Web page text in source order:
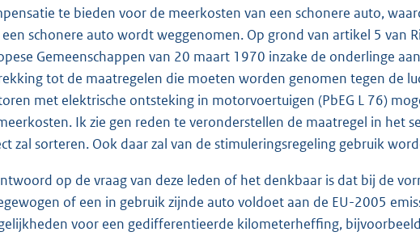
te bieden voor de meerkosten van een schonere auto,
schonere auto wordt weggenomen. Op grond van artikel 5 van
Gemeenschappen van 20 maart 1970 inzake de onderlinge
tot de maatregelen die moeten worden genomen tegen de
met elektrische ontsteking in motorvoertuigen (PbEG L 76)
Ik zie gen reden te veronderstellen de maatregel in het
zal sorteren. Ook daar zal van de stimuleringsregeling gebruik
op de vraag van deze leden of het denkbaar is dat bij de
of een in gebruik zijnde auto voldoet aan de EU-2005
voor een gedifferentieerde kilometerheffing,